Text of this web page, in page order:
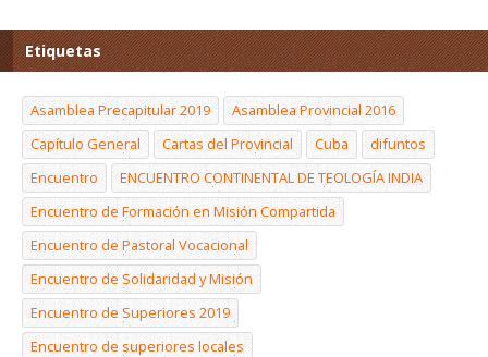
Etiquetas
Asamblea Precapitular 2019
Asamblea Provincial 2016
Capítulo General
Cartas del Provincial Cuba
difuntos
Encuentro
ENCUENTRO CONTINENTAL DE TEOLOGÍA INDIA
Encuentro de Formación en Misión Compartida
Encuentro de Pastoral Vocacional
Encuentro de Solidaridad y Misión
Encuentro de Superiores 2019
Encuentro de superiores locales